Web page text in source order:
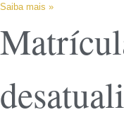
Saiba mais »